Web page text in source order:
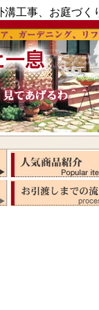
工事、お庭づ